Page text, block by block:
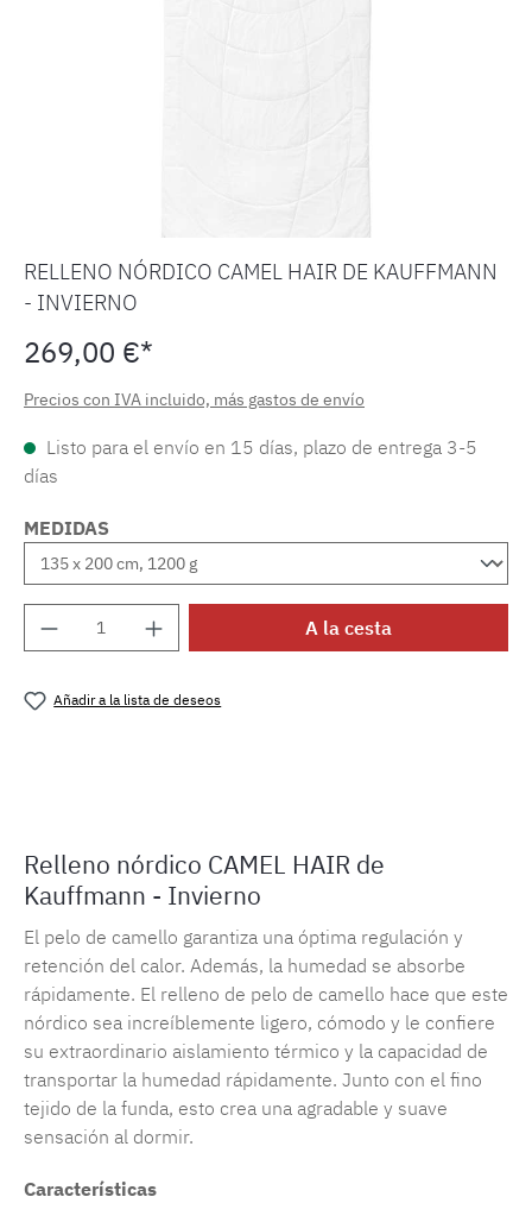
RELLENO NÓRDICO CAMEL HAIR DE KAUFFMANN
- INVIERNO
269,00 €*
Precios con IVA incluido, más gastos de envío
Listo para el envío en 15 días, plazo de entrega 3-5
días
MEDIDAS
Cantidad del producto: introduce la
A la cesta
Añadir a la lista de deseos
Relleno nórdico CAMEL HAIR de
Kauffmann - Invierno
El pelo de camello garantiza una óptima regulación y
retención del calor. Además, la humedad se absorbe
rápidamente. El relleno de pelo de camello hace que este
nórdico sea increíblemente ligero, cómodo y le confiere
su extraordinario aislamiento térmico y la capacidad de
transportar la humedad rápidamente. Junto con el fino
tejido de la funda, esto crea una agradable y suave
sensación al dormir.
Características